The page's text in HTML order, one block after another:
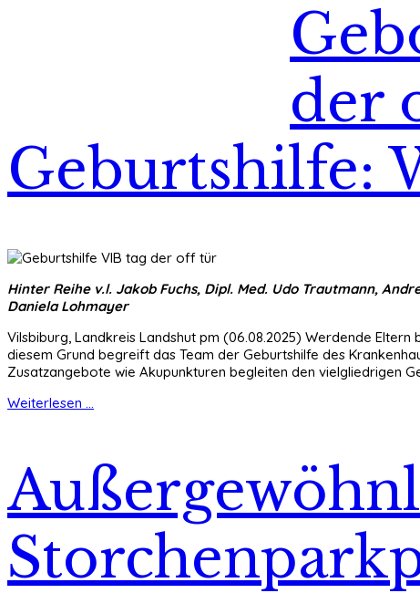
der
Geburtshilfe:
Hinter Reihe v.l. Jakob Fuchs, Dipl. Med. Udo Trautmann,
Daniela Lohmayer
Vilsbiburg, Landkreis Landshut pm (06.08.2025) Werdende
diesem Grund begreift das Team der Geburtshilfe des
Zusatzangebote wie Akupunkturen begleiten den vielgliedrigen
Weiterlesen ...